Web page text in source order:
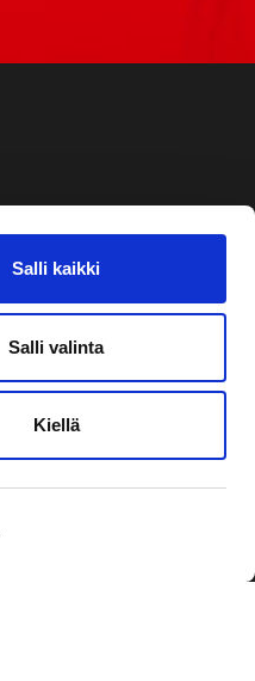
Salli kaikki
Salli valinta
Kiellä
UUTISKIRJE